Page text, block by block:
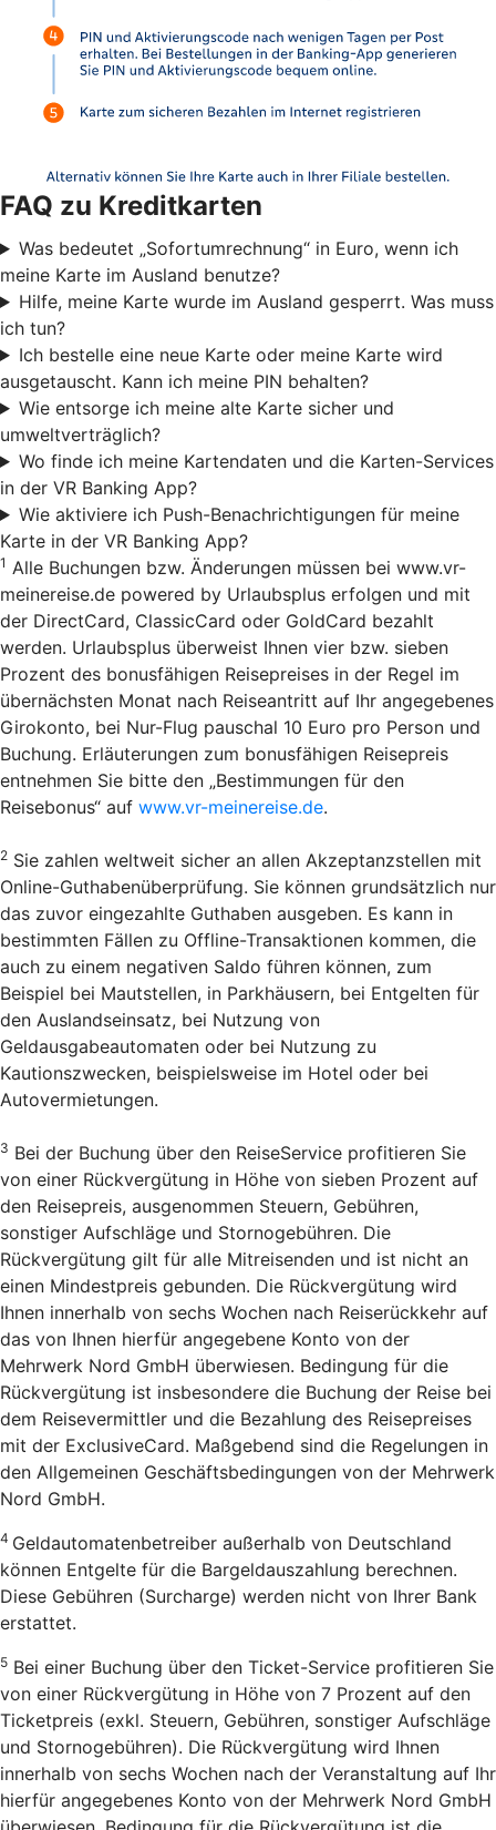
FAQ zu Kreditkarten
Was bedeutet „Sofortumrechnung“ in Euro, wenn ich
meine Karte im Ausland benutze?
Hilfe, meine Karte wurde im Ausland gesperrt. Was muss
ich tun?
Ich bestelle eine neue Karte oder meine Karte wird
ausgetauscht. Kann ich meine PIN behalten?
Wie entsorge ich meine alte Karte sicher und
umweltverträglich?
Wo finde ich meine Kartendaten und die Karten-Services
in der VR Banking App?
Wie aktiviere ich Push-Benachrichtigungen für meine
Karte in der VR Banking App?
1 Alle Buchungen bzw. Änderungen müssen bei www.vr-
meinereise.de powered by Urlaubsplus erfolgen und mit
der DirectCard, ClassicCard oder GoldCard bezahlt
werden. Urlaubsplus überweist Ihnen vier bzw. sieben
Prozent des bonusfähigen Reisepreises in der Regel im
übernächsten Monat nach Reiseantritt auf Ihr angegebenes
Girokonto, bei Nur-Flug pauschal 10 Euro pro Person und
Buchung. Erläuterungen zum bonusfähigen Reisepreis
entnehmen Sie bitte den „Bestimmungen für den
Reisebonus“ auf www.vr-meinereise.de.
2 Sie zahlen weltweit sicher an allen Akzeptanzstellen mit
Online-Guthabenüberprüfung. Sie können grundsätzlich nur
das zuvor eingezahlte Guthaben ausgeben. Es kann in
bestimmten Fällen zu Offline-Transaktionen kommen, die
auch zu einem negativen Saldo führen können, zum
Beispiel bei Mautstellen, in Parkhäusern, bei Entgelten für
den Auslandseinsatz, bei Nutzung von
Geldausgabeautomaten oder bei Nutzung zu
Kautionszwecken, beispielsweise im Hotel oder bei
Autovermietungen.
3 Bei der Buchung über den Reise­Service profitieren Sie
von einer Rückvergütung in Höhe von sieben Prozent auf
den Reisepreis, ausgenommen Steuern, Gebühren,
sonstiger Aufschläge und Stornogebühren. Die
Rückvergütung gilt für alle Mitreisenden und ist nicht an
einen Mindestpreis gebunden. Die Rückvergütung wird
Ihnen innerhalb von sechs Wochen nach Reiserückkehr auf
das von Ihnen hierfür angegebene Konto von der
Mehrwerk Nord GmbH überwiesen. Bedingung für die
Rückvergütung ist insbesondere die Buchung der Reise bei
dem Reisevermittler und die Bezahlung des Reisepreises
mit der ExclusiveCard. Maßgebend sind die Regelungen in
den Allgemeinen Geschäftsbedingungen von der Mehrwerk
Nord GmbH.
4 Geldautomatenbetreiber außerhalb von Deutschland
können Entgelte für die Bargeldauszahlung berechnen.
Diese Gebühren (Surcharge) werden nicht von Ihrer Bank
erstattet.
5 Bei einer Buchung über den Ticket-Service profitieren Sie
von einer Rückvergütung in Höhe von 7 Prozent auf den
Ticketpreis (exkl. Steuern, Gebühren, sonstiger Aufschläge
und Stornogebühren). Die Rückvergütung wird Ihnen
innerhalb von sechs Wochen nach der Veranstaltung auf Ihr
hierfür angegebenes Konto von der Mehrwerk Nord GmbH